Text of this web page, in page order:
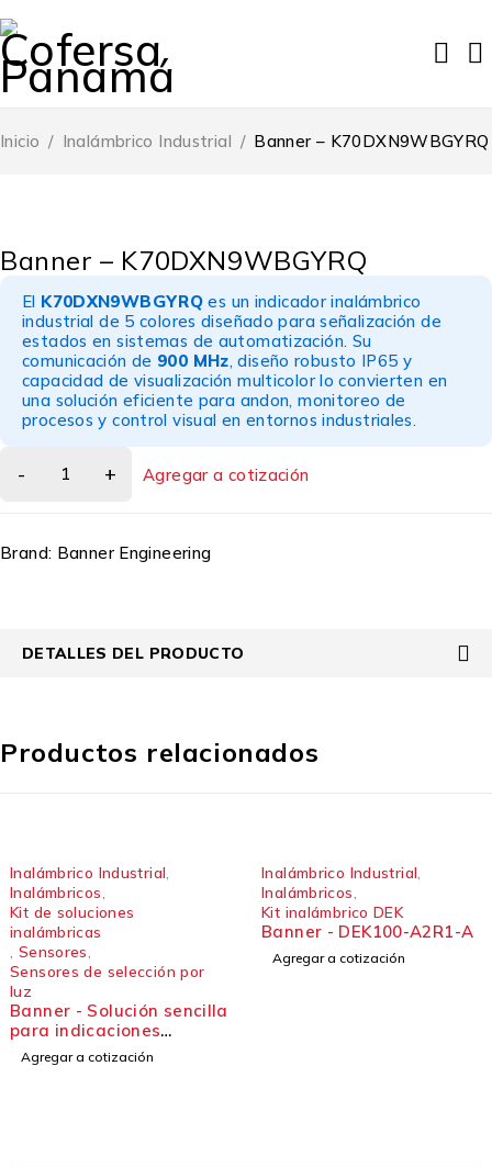
Inicio / Inalámbrico Industrial / Banner – K70DXN9WBGYRQ
Banner – K70DXN9WBGYRQ
El K70DXN9WBGYRQ es un indicador inalámbrico
industrial de 5 colores diseñado para señalización de
estados en sistemas de automatización. Su
comunicación de 900 MHz, diseño robusto IP65 y
capacidad de visualización multicolor lo convierten en
una solución eficiente para andon, monitoreo de
procesos y control visual en entornos industriales.
Agregar a cotización
Brand: Banner Engineering
DETALLES DEL PRODUCTO
Productos relacionados
Inalámbrico Industrial
Inalámbricos
Kit de soluciones
inalámbricas
Sensores
Sensores de selección por
luz
Banner - Solución sencilla
para indicaciones
altamente visibles Kit de
soluciones Pick-to-Light
Agregar a cotización
Inalámbrico Industrial
Inalámbricos
Kit inalámbrico DEK
Banner - DEK100-A2R1-A
Agregar a cotización